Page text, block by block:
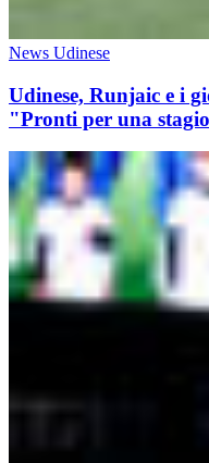
News Udinese
Udinese, Runjaic e i
"Pronti per una